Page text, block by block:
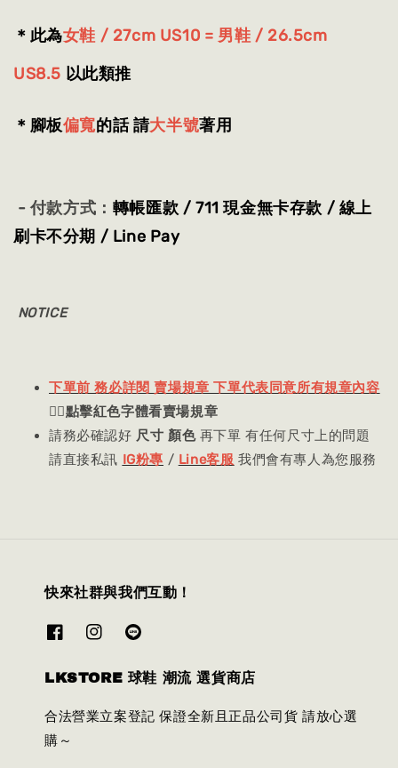
＊此為女鞋 / 27cm US10 = 男鞋 / 26.5cm
US8.5 以此類推
＊腳板偏寬的話 請大半號著用
- 付款方式： 轉帳匯款 / 711 現金無卡存款 / 線上
刷卡不分期 / Line Pay
NOTICE
下單前 務必詳閱 賣場規章 下單代表同意所有規章內容
👈🏻點擊紅色字體看賣場規章
請務必確認好 尺寸 顏色再下單 有任何尺寸上的問題
請直接私訊 IG粉專 / Line客服 我們會有專人為您服務
快來社群與我們互動！
LKSTORE 球鞋 潮流 選貨商店
合法營業立案登記 保證全新且正品公司貨 請放心選
購～